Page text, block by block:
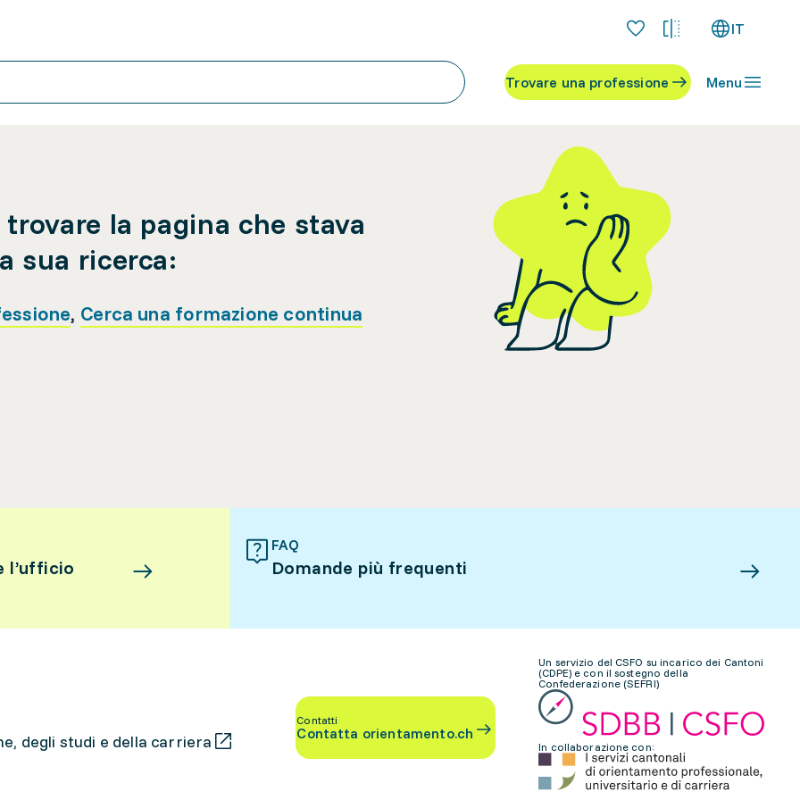
IT
Trovare una professione Menu
la pagina che stava
sua ricerca:
, Cerca una formazione continua
l’ufficio
FAQ
Domande più frequenti
degli studi e della carriera
Contatti
Contatta orientamento.ch
Un servizio del CSFO su incarico dei Cantoni
(CDPE) e con il sostegno della
Confederazione (SEFRI)
In collaborazione con: